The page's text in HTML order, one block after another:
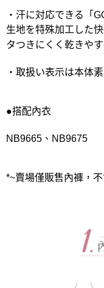
・汗に対応できる「
生地を特殊加工した
タつきにくく乾きや
・取扱い表示は本体
●搭配內衣
NB9665、NB9675
*~賣場僅販售內褲，